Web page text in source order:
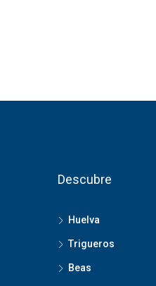
Descubre
Huelva
Trigueros
Beas